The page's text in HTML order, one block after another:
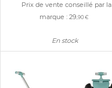
Prix de vente conseillé par la
marque : 29,90 €
En stock